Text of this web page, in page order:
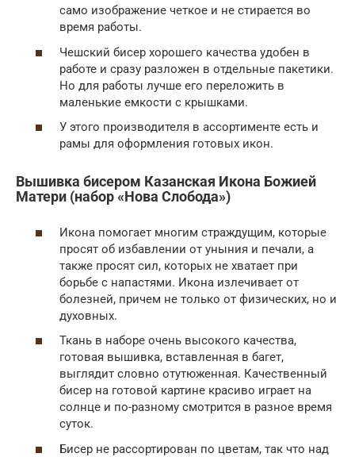
само изображение четкое и не стирается во
время работы.
Чешский бисер хорошего качества удобен в
работе и сразу разложен в отдельные пакетики.
Но для работы лучше его переложить в
маленькие емкости с крышками.
У этого производителя в ассортименте есть и
рамы для оформления готовых икон.
Вышивка бисером Казанская Икона Божией
Матери (набор «Нова Слобода»)
Икона помогает многим страждущим, которые
просят об избавлении от уныния и печали, а
также просят сил, которых не хватает при
борьбе с напастями. Икона излечивает от
болезней, причем не только от физических, но и
духовных.
Ткань в наборе очень высокого качества,
готовая вышивка, вставленная в багет,
выглядит словно отутюженная. Качественный
бисер на готовой картине красиво играет на
солнце и по-разному смотрится в разное время
суток.
Бисер не рассортирован по цветам, так что над